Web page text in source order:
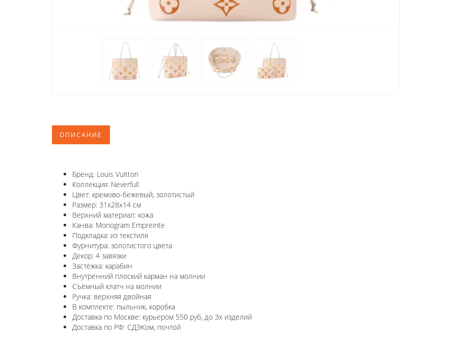
ОПИСАНИЕ
Бренд: Louis Vuitton
Коллекция: Neverfull
Цвет: кремово-бежевый, золотистый
Размер: 31x28x14 см
Верхний материал: кожа
Канва: Monogram Empreinte
Подкладка: из текстиля
Фурнитура: золотистого цвета
Декор: 4 завязки
Застёжка: карабин
Внутренний плоский карман на молнии
Съёмный клатч на молнии
Ручка: верхняя двойная
В комплекте: пыльник, коробка
Доставка по Москве: курьером 550 руб, до 3х изделий
Доставка по РФ: СДЭКом, почтой